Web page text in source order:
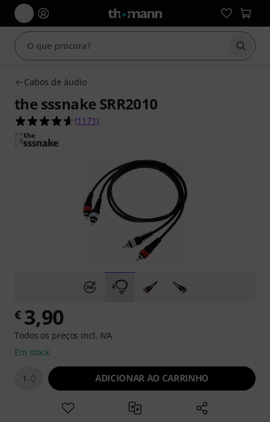
Iniciar
Cabos de áudio
the sssnake SRR2010
4.6 de 5 estrelas de 1171 avaliações de clientes
(1171 )
€ 3,90
Todos os preços incl. IVA
Em stock
1 ADICIONAR AO CARRINHO